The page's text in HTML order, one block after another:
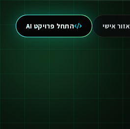
אזור אישי התחל פרויקט AI